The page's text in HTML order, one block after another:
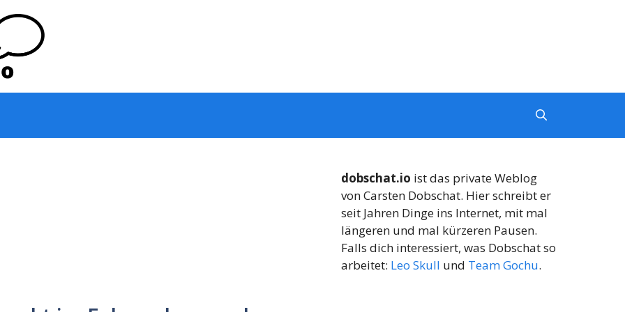
dobschat.io ist das private Weblog
von Carsten Dobschat. Hier schreibt er
seit Jahren Dinge ins Internet, mit mal
längeren und mal kürzeren Pausen.
Falls dich interessiert, was Dobschat so
arbeitet: Leo Skull und Team Gochu.